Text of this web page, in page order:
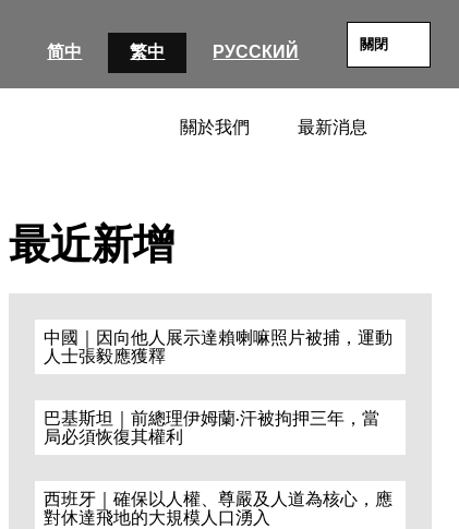
简中 繁中 РУССКИЙ 關閉
關於我們 最新消息
最近新增
中國｜因向他人展示達賴喇嘛照片被捕，運動
人士張毅應獲釋
巴基斯坦｜前總理伊姆蘭·汗被拘押三年，當
局必須恢復其權利
西班牙｜確保以人權、尊嚴及人道為核心，應
對休達飛地的大規模人口湧入